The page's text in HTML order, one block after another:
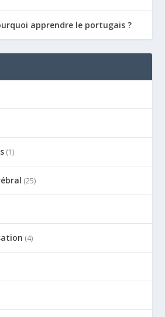
apprendre le portugais ?
(1)
(25)
(4)